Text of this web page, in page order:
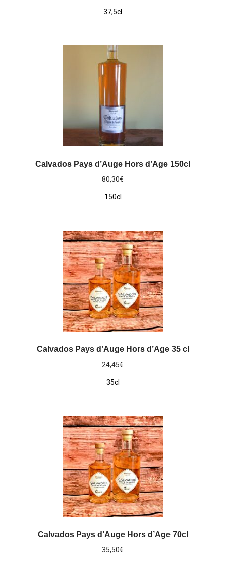
37,5cl
Calvados Pays d’Auge Hors d’Age 150cl
80,30€
150cl
Calvados Pays d’Auge Hors d’Age 35 cl
24,45€
35cl
Calvados Pays d’Auge Hors d’Age 70cl
35,50€